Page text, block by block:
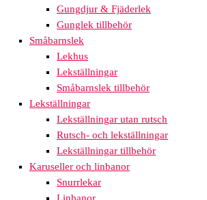
Gungdjur & Fjäderlek
Gunglek tillbehör
Småbarnslek
Lekhus
Lekställningar
Småbarnslek tillbehör
Lekställningar
Lekställningar utan rutsch
Rutsch- och lekställningar
Lekställningar tillbehör
Karuseller och linbanor
Snurrlekar